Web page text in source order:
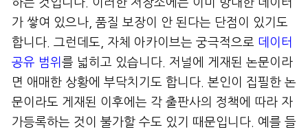
가 쌓여 있으나, 품질 보장이 안 된다는 단점이 있기도
합니다. 그런데도, 자체 아카이브는 궁극적으로 데이터
공유 범위 를 넓히고 있습니다. 저널에 게재된 논문이라
면 애매한 상황에 부닥치기도 합니다. 본인이 집필한 논
문이라도 게재된 이후에는 각 출판사의 정책에 따라 자
가등록하는 것이 불가할 수도 있기 때문입니다. 예를 들